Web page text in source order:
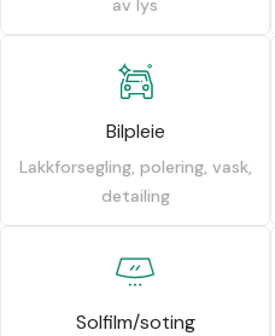
av lys
Bilpleie
Lakkforsegling, polering, vask,
detailing
Solfilm/soting